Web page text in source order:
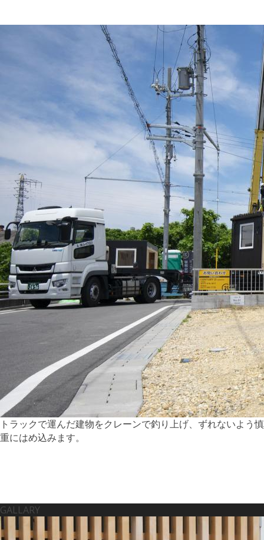
トラックで運んだ建物をクレーンで釣り上げ、ずれないよう慎
重にはめ込みます。
GALLARY